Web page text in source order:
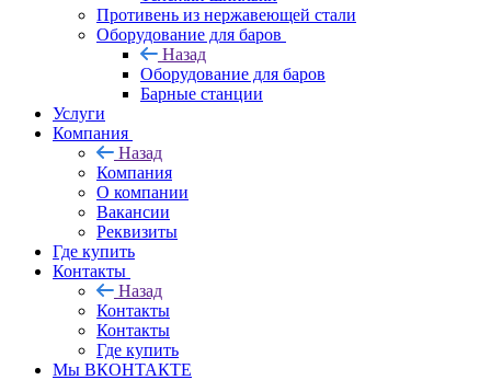
Противень из нержавеющей стали
Оборудование для баров
Назад
Оборудование для баров
Барные станции
Услуги
Компания
Назад
Компания
О компании
Вакансии
Реквизиты
Где купить
Контакты
Назад
Контакты
Контакты
Где купить
Мы ВКОНТАКТЕ